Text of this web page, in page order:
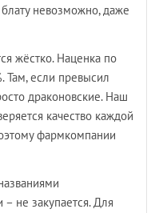
невозможно, даже
жёстко. Наценка по
Там, если превысил
драконовские. Наш
качество каждой
фармкомпании
не закупается. Для